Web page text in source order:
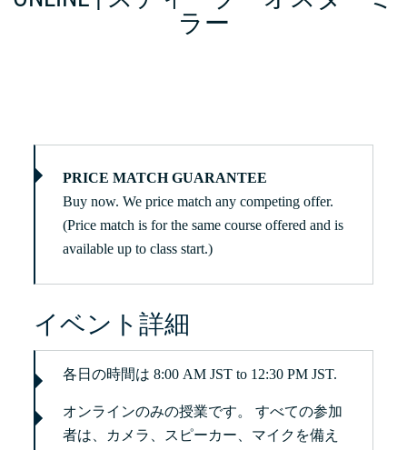
ラー
PRICE MATCH GUARANTEE
Buy now. We price match any competing offer.
(Price match is for the same course offered and is
available up to class start.)
イベント詳細
各日の時間は 8:00 AM JST to 12:30 PM JST.
オンラインのみの授業です。 すべての参加
者は、カメラ、スピーカー、マイクを備え